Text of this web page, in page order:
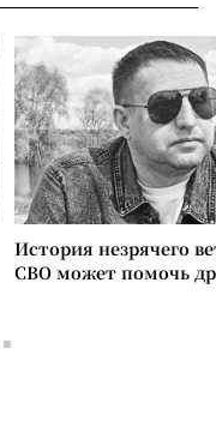
История незрячего
СВО может помочь